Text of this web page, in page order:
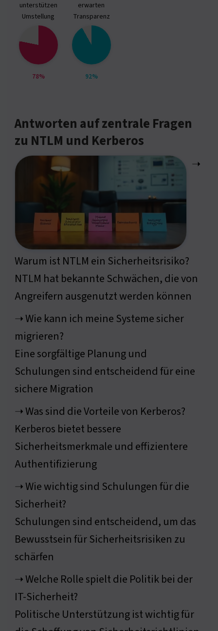
unterstützen
Umstellung
78%
erwarten
Transparenz
92%
Antworten auf zentrale Fragen
zu NTLM und Kerberos
➝
Warum ist NTLM ein Sicherheitsrisiko?
NTLM hat bekannte Schwächen, die von
Angreifern ausgenutzt werden können
➝ Wie kann ich meine Systeme sicher
migrieren?
Eine sorgfältige Planung und
Schulungen sind entscheidend für eine
sichere Migration
➝ Was sind die Vorteile von Kerberos?
Kerberos bietet bessere
Sicherheitsmerkmale und effizientere
Authentifizierung
➝ Wie wichtig sind Schulungen für die
Sicherheit?
Schulungen sind entscheidend, um das
Bewusstsein für Sicherheitsrisiken zu
schärfen
➝ Welche Rolle spielt die Politik bei der
IT-Sicherheit?
Politische Unterstützung ist wichtig für